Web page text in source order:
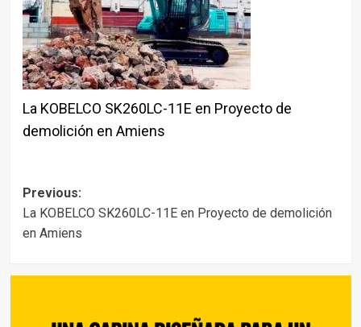
La KOBELCO SK260LC-11E en Proyecto de
demolición en Amiens
Post
navigation
Previous:
La KOBELCO SK260LC-11E en Proyecto de demolición
en Amiens